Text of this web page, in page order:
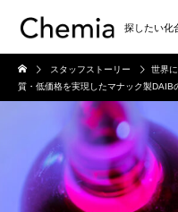
探したい化
スタッフストーリー
世界
質・低価格を実現したマナック製DAIB